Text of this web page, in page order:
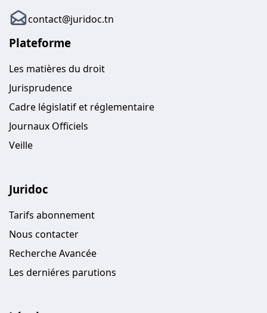
contact@juridoc.tn
Plateforme
Les matières du droit
Jurisprudence
Cadre législatif et réglementaire
Journaux Officiels
Veille
Juridoc
Tarifs abonnement
Nous contacter
Recherche Avancée
Les derniéres parutions